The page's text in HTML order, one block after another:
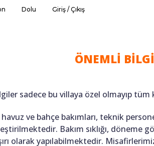
Dolu Giriş / Çıkış
ÖNEMLİ
sadece bu villaya özel olmayıp
havuz ve bahçe bakımları, teknik
Bakım sıklığı, döneme
olarak yapılabilmektedir.